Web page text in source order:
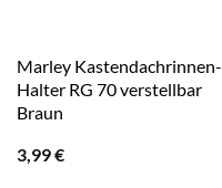
Marley Kastendachrinnen-
Halter RG 70 verstellbar
Braun
3,99€